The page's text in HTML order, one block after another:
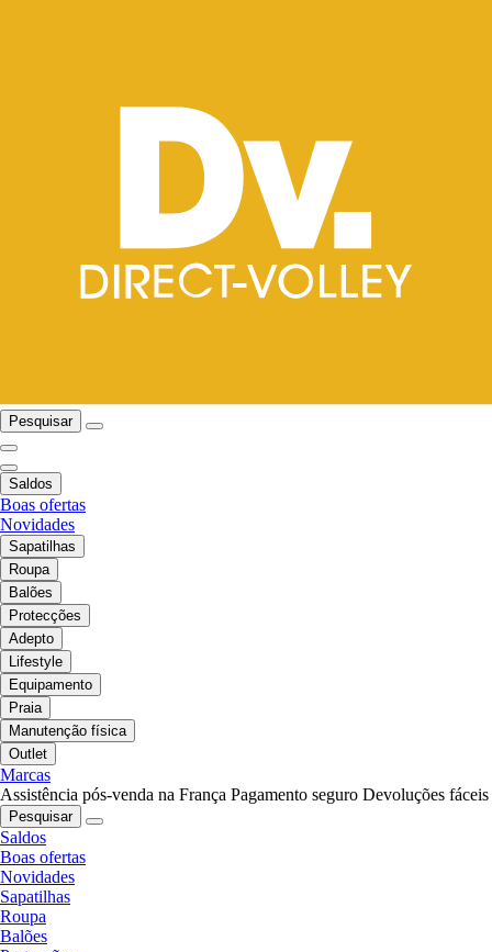
Pesquisar
Saldos
Boas ofertas
Novidades
Sapatilhas
Roupa
Balões
Protecções
Adepto
Lifestyle
Equipamento
Praia
Manutenção física
Outlet
Marcas
Assistência pós-venda na França Pagamento seguro Devoluções fáceis
Pesquisar
Saldos
Boas ofertas
Novidades
Sapatilhas
Roupa
Balões